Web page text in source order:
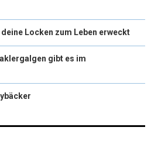
Locken zum Leben erweckt
gibt es im